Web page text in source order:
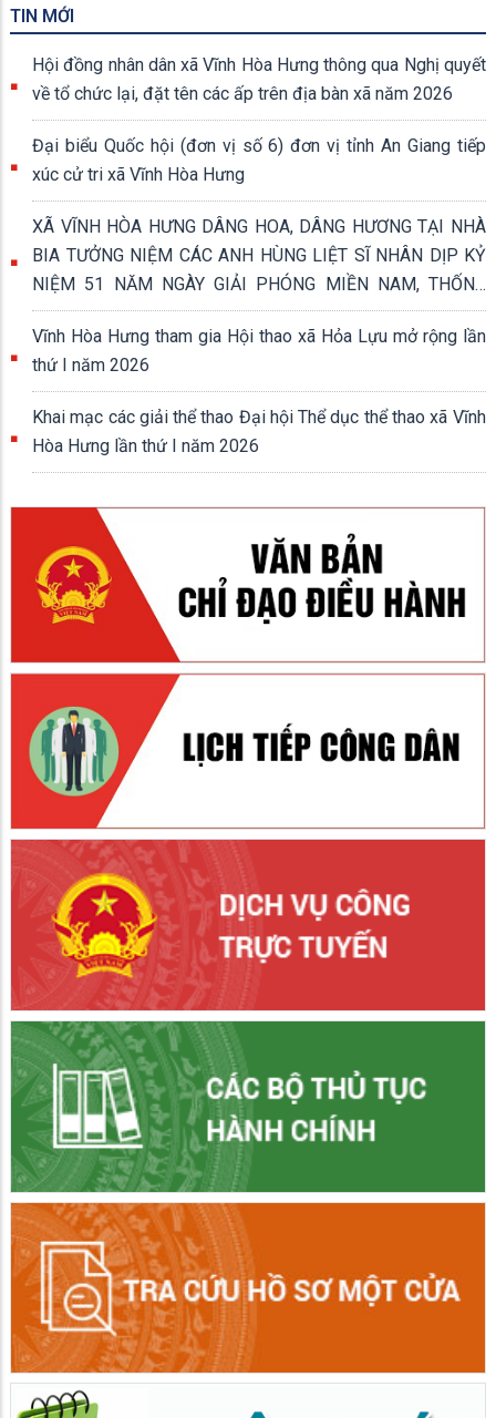
TIN MỚI
Hội đồng nhân dân xã Vĩnh Hòa Hưng thông qua Nghị quyết
về tổ chức lại, đặt tên các ấp trên địa bàn xã năm 2026
Đại biểu Quốc hội (đơn vị số 6) đơn vị tỉnh An Giang tiếp
xúc cử tri xã Vĩnh Hòa Hưng
XÃ VĨNH HÒA HƯNG DÂNG HOA, DÂNG HƯƠNG TẠI NHÀ
BIA TƯỞNG NIỆM CÁC ANH HÙNG LIỆT SĨ NHÂN DỊP KỶ
NIỆM 51 NĂM NGÀY GIẢI PHÓNG MIỀN NAM, THỐNG
NHẤT ĐẤT NƯỚC (30/4/1975 - 30/4/2026)
Vĩnh Hòa Hưng tham gia Hội thao xã Hỏa Lựu mở rộng lần
thứ I năm 2026
Khai mạc các giải thể thao Đại hội Thể dục thể thao xã Vĩnh
Hòa Hưng lần thứ I năm 2026